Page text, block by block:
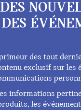
des tout
exclusif sur les
informations
les